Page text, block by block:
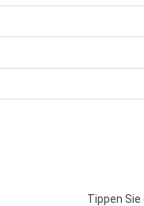
Tippen Sie